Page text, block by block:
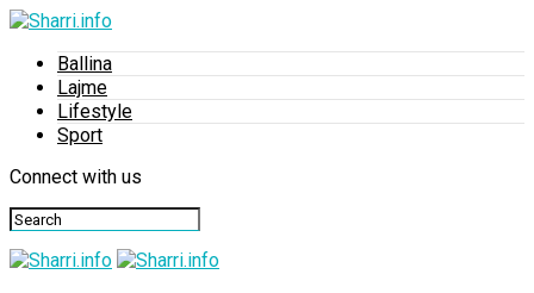
Ballina
Lajme
Lifestyle
Sport
Connect with us